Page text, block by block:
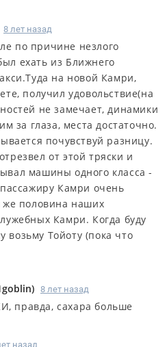
8 лет назад
по причине незлого
ехать из Ближнего
на новой Камри,
получил удовольствие(на
не замечает, динамики
за глаза, места достаточно.
почувствуй разницу.
от этой тряски и
машины одного класса -
Камри очень
же половина наших
Камри. Когда буду
Тойоту (пока что
) 8 лет назад
правда, сахара больше
назад